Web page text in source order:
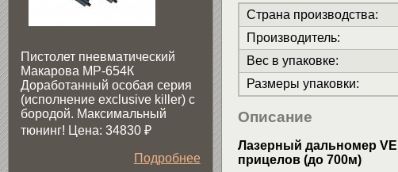
Страна производства:
Производитель:
Вес в упаковке:
Размеры упаковки:
Описание
Лазерный дальномер
прицелов (до 700м)
Пистолет пневматический
Макарова МР-654К
Доработанный особая серия
(исполнение exclusive killer) с
бородой. Максимальный
тюнинг! Цена: 34830 ₽
Подробнее